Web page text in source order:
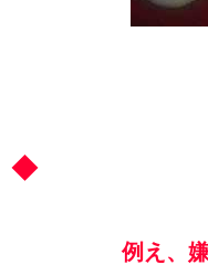
◆
例え、嫌いな